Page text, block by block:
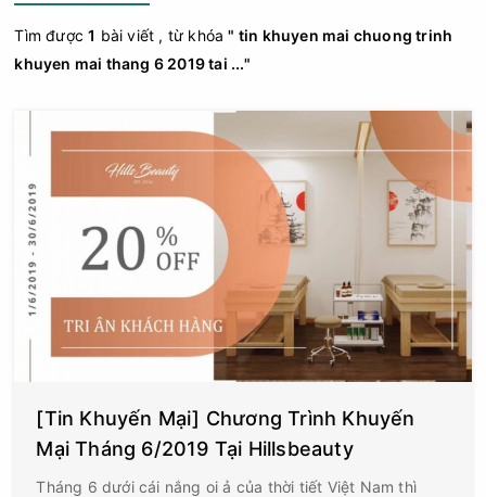
Tìm được1 bài viết , từ khóa" tin khuyen mai chuong trinh
khuyen mai thang 6 2019 tai ..."
[Tin Khuyến Mại] Chương Trình Khuyến
Mại Tháng 6/2019 Tại Hillsbeauty
Tháng 6 dưới cái nắng oi ả của thời tiết Việt Nam thì